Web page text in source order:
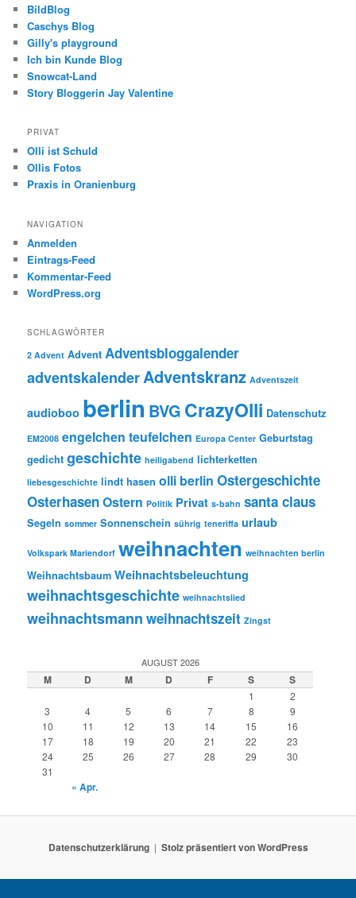
BildBlog
Caschys Blog
Gilly's playground
Ich bin Kunde Blog
Snowcat-Land
Story Bloggerin Jay Valentine
PRIVAT
Olli ist Schuld
Ollis Fotos
Praxis in Oranienburg
NAVIGATION
Anmelden
Eintrags-Feed
Kommentar-Feed
WordPress.org
SCHLAGWÖRTER
2 Advent Advent Adventsbloggalender
adventskalenderAdventskranz Adventszeit
audioboo berlin BVG CrazyOlli Datenschutz
EM2008 engelchen teufelchen Europa Center Geburtstag
gedicht geschichte heiligabend lichterketten
liebesgeschichte lindt hasen olli berlin Ostergeschichte
OsterhasenOstern Politik Privat s-bahn santa claus
Segeln sommer Sonnenschein sührig teneriffa urlaub
Volkspark Mariendorf weihnachten weihnachten berlin
Weihnachtsbaum Weihnachtsbeleuchtung
weihnachtsgeschichte weihnachtslied
weihnachtsmann weihnachtszeit Zingst
AUGUST 2026
M D M D F S S
1
2
3
4 5 6 7 8
9
10
11 12 13 14 15
16
17
18 19 20 21 22
23
24
25 26 27 28 29
30
31
« Apr.
Datenschutzerklärung Stolz präsentiert von WordPress